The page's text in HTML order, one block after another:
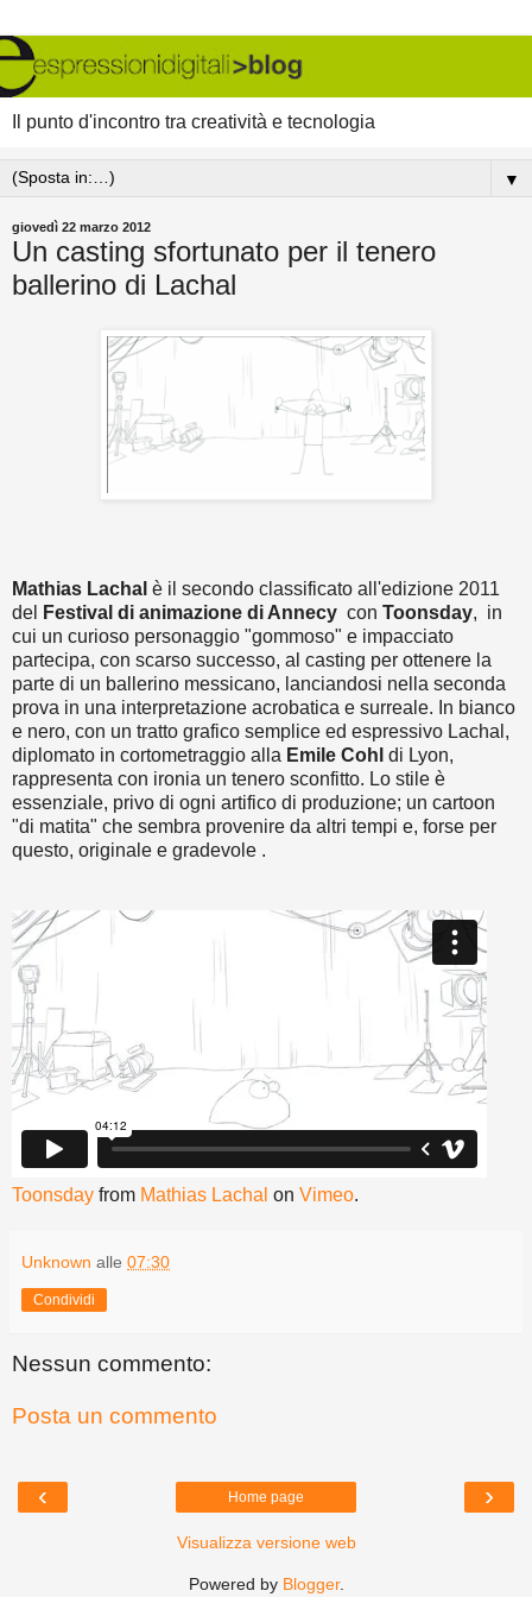
Il punto d'incontro tra creatività e tecnologia
▼
giovedì 22 marzo 2012
Un casting sfortunato per il tenero
ballerino di Lachal
Mathias Lachal è il secondo classificato all'edizione 2011
del
Festival di animazione di Annecy con Toonsday, in
cui un curioso personaggio "gommoso" e impacciato
partecipa, con scarso successo, al casting per ottenere la
parte di un ballerino messicano, lanciandosi nella seconda
prova in una interpretazione acrobatica e surreale. In bianco
e nero, con un tratto grafico semplice ed espressivo Lachal,
diplomato in cortometraggio alla Emile Cohl di Lyon,
rappresenta con ironia un tenero sconfitto. Lo stile è
essenziale, privo di ogni artifico di produzione; un cartoon
"di matita" che sembra provenire da altri tempi e, forse per
questo, originale e gradevole .
Toonsday from Mathias Lachal on Vimeo.
Unknown alle 07:30
Condividi
Nessun commento:
Posta un commento
‹ ›
Home page
Visualizza versione web
Powered by Blogger.